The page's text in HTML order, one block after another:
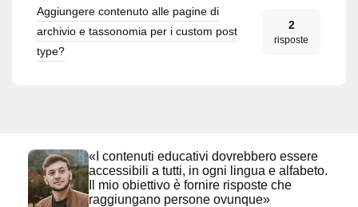
Aggiungere contenuto alle pagine di
archivio e tassonomia per i custom post
type?
2
risposte
«I contenuti educativi dovrebbero essere
accessibili a tutti, in ogni lingua e alfabeto.
Il mio obiettivo è fornire risposte che
raggiungano persone ovunque»